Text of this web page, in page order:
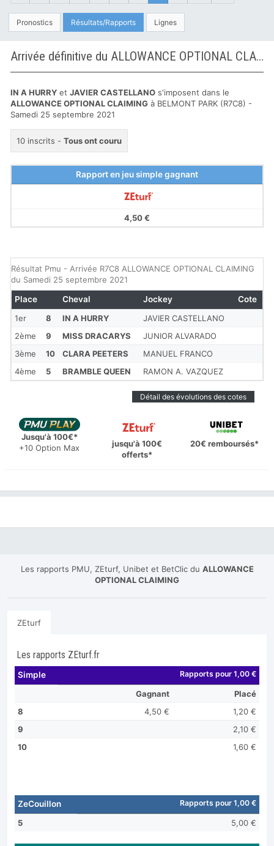
Pronostics Résultats/Rapports Lignes
Arrivée définitive du ALLOWANCE OPTIONAL CLAIMING à BELMONT PARK
IN A HURRY et JAVIER CASTELLANO s'imposent dans le
ALLOWANCE OPTIONAL CLAIMING à BELMONT PARK (R7C8) -
Samedi 25 septembre 2021
10 inscrits - Tous ont couru
Rapport en jeu simple gagnant
4,50 €
Résultat Pmu - Arrivée R7C8 ALLOWANCE OPTIONAL CLAIMING
du Samedi 25 septembre 2021
1er 8 IN A HURRY
JAVIER CASTELLANO
2ème
9 MISS DRACARYS
JUNIOR ALVARADO
3ème
10 CLARA PEETERS
MANUEL FRANCO
4ème
5 BRAMBLE QUEEN RAMON A. VAZQUEZ
Place Cheval Jockey Cote
Détail des évolutions des cotes
Jusqu'à 100€*
+10 Option Max
jusqu'à 100€
offerts*
20€ remboursés*
Les rapports PMU, ZEturf, Unibet et BetClic du ALLOWANCE
OPTIONAL CLAIMING
ZEturf
Les rapports ZEturf.fr
Simple Rapports pour 1,00 €
Gagnant
Placé
8
4,50 €
1,20 €
9
2,10 €
10
1,60 €
ZeCouillon Rapports pour 1,00 €
5 5,00 €